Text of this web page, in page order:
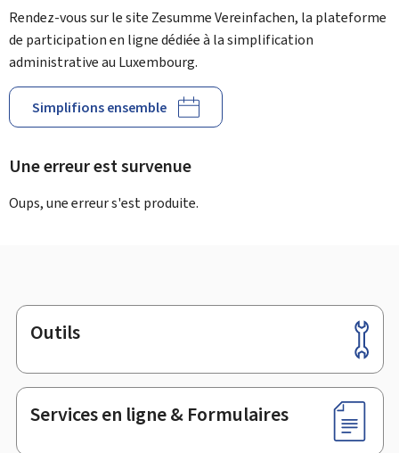
Rendez-vous sur le site Zesumme Vereinfachen, la plateforme
de participation en ligne dédiée à la simplification
administrative au Luxembourg.
Simplifions ensemble
Une erreur est survenue
Oups, une erreur s'est produite.
Pied
de
page
Outils
Services en ligne & Formulaires